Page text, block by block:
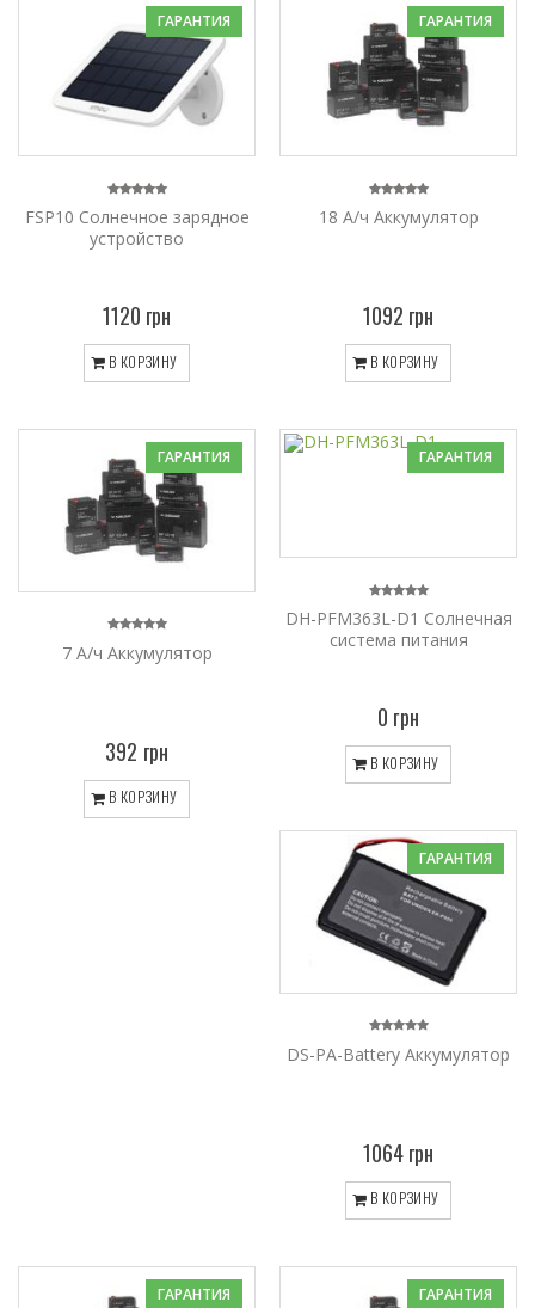
ГАРАНТИЯ
FSP10 Солнечное зарядное
устройство
1120 грн
В КОРЗИНУ
ГАРАНТИЯ
18 А/ч Аккумулятор
1092 грн
В КОРЗИНУ
ГАРАНТИЯ
7 А/ч Аккумулятор
392 грн
В КОРЗИНУ
ГАРАНТИЯ
DH-PFM363L-D1 Солнечная
система питания
0 грн
В КОРЗИНУ
ГАРАНТИЯ
DS-PA-Battery Аккумулятор
1064 грн
В КОРЗИНУ
ГАРАНТИЯ ГАРАНТИЯ